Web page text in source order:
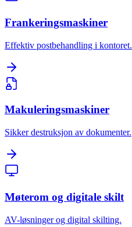
Frankeringsmaskiner
Effektiv postbehandling i kontoret.
Makuleringsmaskiner
Sikker destruksjon av dokumenter.
Møterom og digitale skilt
AV-løsninger og digital skilting.